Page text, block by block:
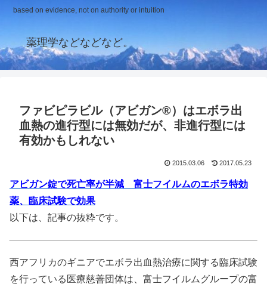
based on evidence, not on authority or intuition
薬理学などなどなど。
ファビピラビル（アビガン®）はエボラ出
血熱の進行型には無効だが、非進行型には
有効かもしれない
2015.03.06 2017.05.23
アビガン錠で死亡率が半減 富士フイルムのエボラ特効
薬、臨床試験で効果
以下は、記事の抜粋です。
西アフリカのギニアでエボラ出血熱治療に関する臨床試験
を行っている医療慈善団体は、富士フイルムグループの富